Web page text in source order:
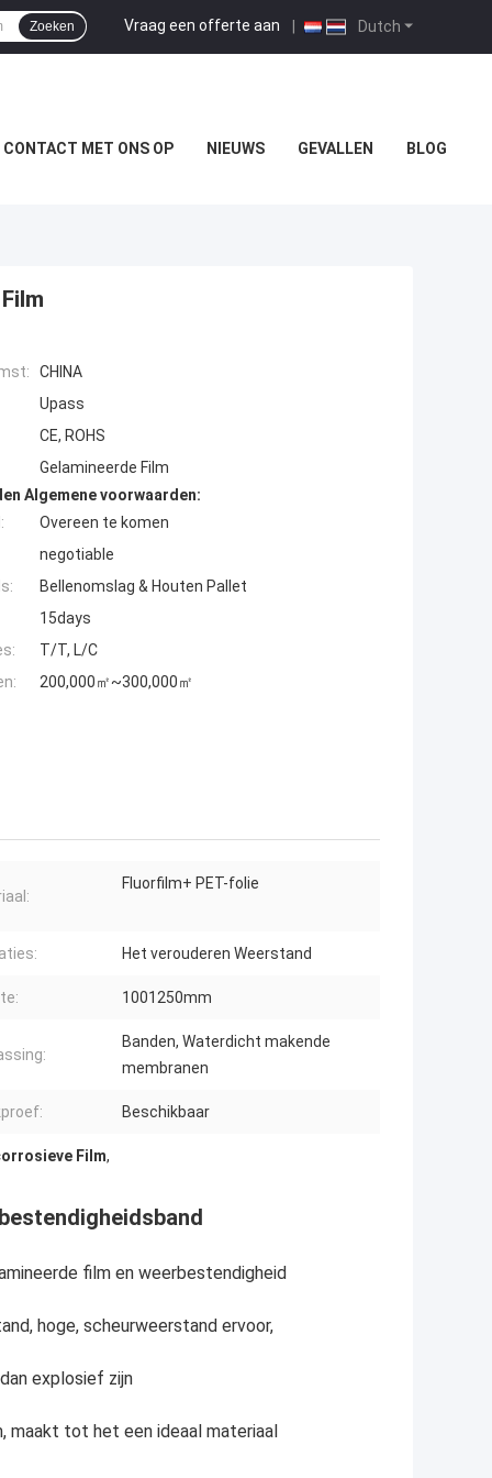
Dutch
Vraag een offerte aan |
Zoeken
CONTACT MET ONS OP NIEUWS GEVALLEN BLOG
CHINA
Upass
CE, ROHS
Gelamineerde Film
Algemene voorwaarden:
Overeen te komen
negotiable
Bellenomslag & Houten Pallet
15days
T/T, L/C
200,000㎡~300,000㎡
Fluorfilm+ PET-folie
Het verouderen Weerstand
1001250mm
Banden, Waterdicht makende
membranen
Beschikbaar
Film,
film en weerbestendigheid
hoge, scheurweerstand ervoor,
explosief zijn
maakt tot het een ideaal materiaal